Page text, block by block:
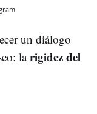
un diálogo
larigidez del